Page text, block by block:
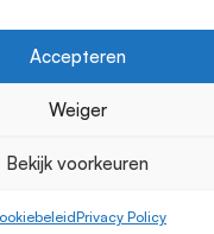
Accepteren
Weiger
Bekijk voorkeuren
Privacy Policy